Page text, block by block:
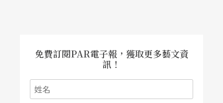
免費訂閱PAR電子報，獲取更多藝文資
訊！